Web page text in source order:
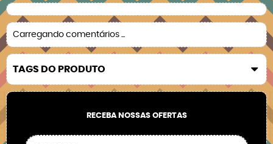
Carregando comentários ...
TAGS DO PRODUTO
RECEBA NOSSAS OFERTAS